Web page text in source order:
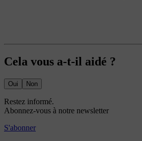
Cela vous a-t-il aidé ?
Oui Non